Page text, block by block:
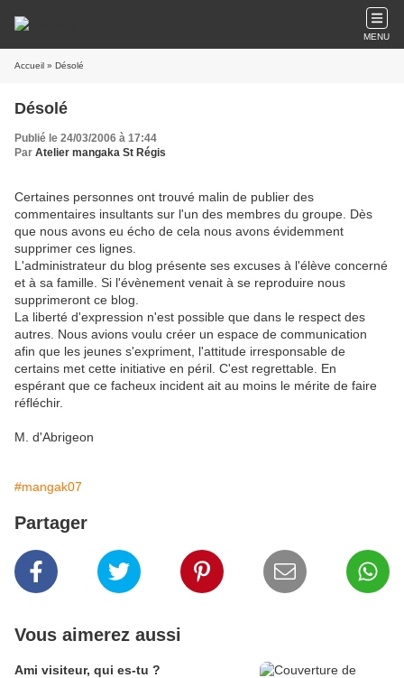
MENU
Accueil » Désolé
Désolé
Publié le 24/03/2006 à 17:44
Par Atelier mangaka St Régis
Certaines personnes ont trouvé malin de publier des
commentaires insultants sur l'un des membres du groupe. Dès
que nous avons eu écho de cela nous avons évidemment
supprimer ces lignes.
L'administrateur du blog présente ses excuses à l'élève concerné
et à sa famille. Si l'évènement venait à se reproduire nous
supprimeront ce blog.
La liberté d'expression n'est possible que dans le respect des
autres. Nous avions voulu créer un espace de communication
afin que les jeunes s'expriment, l'attitude irresponsable de
certains met cette initiative en péril. C'est regrettable. En
espérant que ce facheux incident ait au moins le mérite de faire
réfléchir.
M. d'Abrigeon
#mangak07
Partager
Vous aimerez aussi
Ami visiteur, qui es-tu ?